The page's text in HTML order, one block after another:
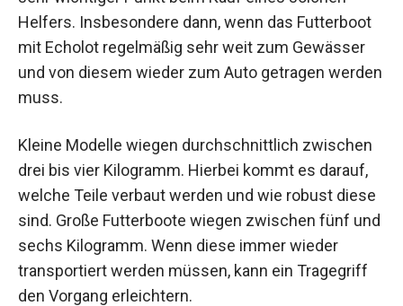
Helfers. Insbesondere dann, wenn das Futterboot
mit Echolot regelmäßig sehr weit zum Gewässer
und von diesem wieder zum Auto getragen werden
muss.
Kleine Modelle wiegen durchschnittlich zwischen
drei bis vier Kilogramm. Hierbei kommt es darauf,
welche Teile verbaut werden und wie robust diese
sind. Große Futterboote wiegen zwischen fünf und
sechs Kilogramm. Wenn diese immer wieder
transportiert werden müssen, kann ein Tragegriff
den Vorgang erleichtern.